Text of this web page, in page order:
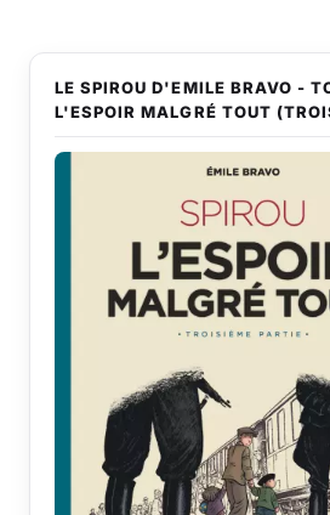
LE SPIROU D'EMILE BRAVO -
L'ESPOIR MALGRÉ TOUT